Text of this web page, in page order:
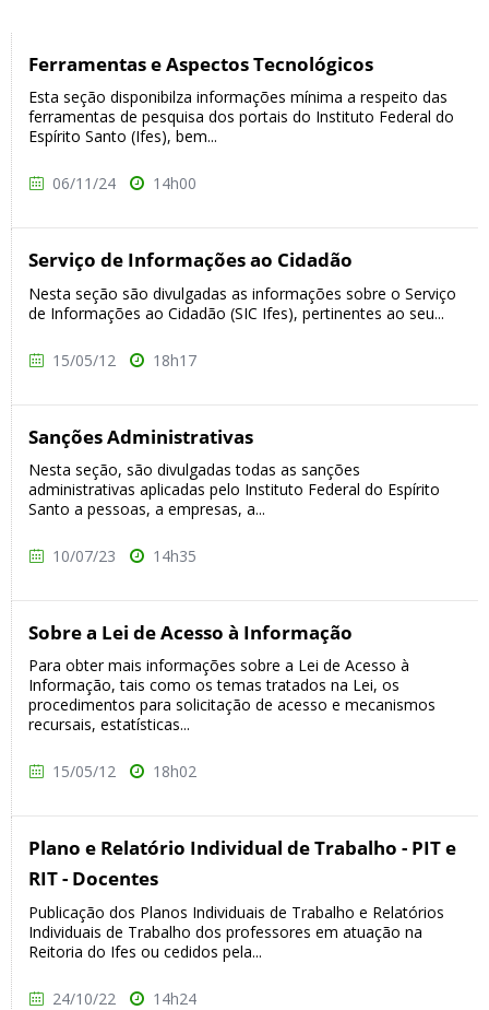
Ferramentas e Aspectos Tecnológicos
Esta seção disponibilza informações mínima a respeito das
ferramentas de pesquisa dos portais do Instituto Federal do
Espírito Santo (Ifes), bem...
06/11/24 14h00
Serviço de Informações ao Cidadão
Nesta seção são divulgadas as informações sobre o Serviço
de Informações ao Cidadão (SIC Ifes), pertinentes ao seu...
15/05/12 18h17
Sanções Administrativas
Nesta seção, são divulgadas todas as sanções
administrativas aplicadas pelo Instituto Federal do Espírito
Santo a pessoas, a empresas, a...
10/07/23 14h35
Sobre a Lei de Acesso à Informação
Para obter mais informações sobre a Lei de Acesso à
Informação, tais como os temas tratados na Lei, os
procedimentos para solicitação de acesso e mecanismos
recursais, estatísticas...
15/05/12 18h02
Plano e Relatório Individual de Trabalho - PIT e
RIT - Docentes
Publicação dos Planos Individuais de Trabalho e Relatórios
Individuais de Trabalho dos professores em atuação na
Reitoria do Ifes ou cedidos pela...
24/10/22 14h24